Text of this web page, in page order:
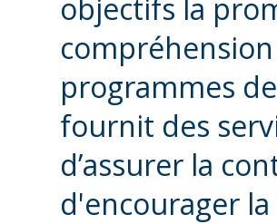
objectifs la
programmes
fournit des
d’assurer la
d'encourager